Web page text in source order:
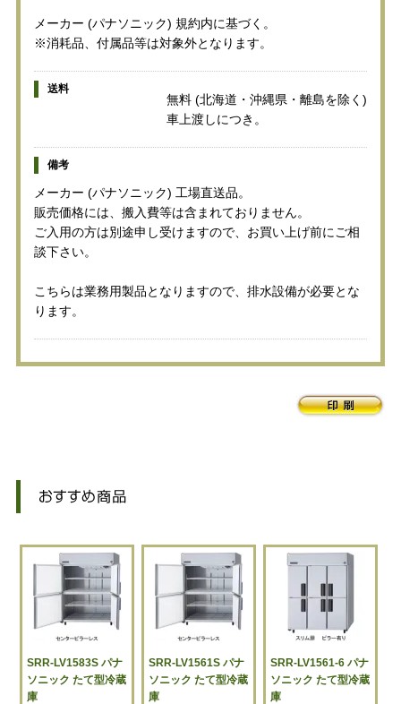
メーカー (パナソニック) 規約内に基づく。
※消耗品、付属品等は対象外となります。
送料
無料 (北海道・沖縄県・離島を除く)
車上渡しにつき。
備考
メーカー (パナソニック) 工場直送品。
販売価格には、搬入費等は含まれておりません。
ご入用の方は別途申し受けますので、お買い上げ前にご相
談下さい。
こちらは業務用製品となりますので、排水設備が必要とな
ります。
SRR-LV1583S パナ
ソニック たて型冷蔵
庫
SRR-LV1561S パナ
ソニック たて型冷蔵
庫
SRR-LV1561-6 パナ
ソニック たて型冷蔵
庫